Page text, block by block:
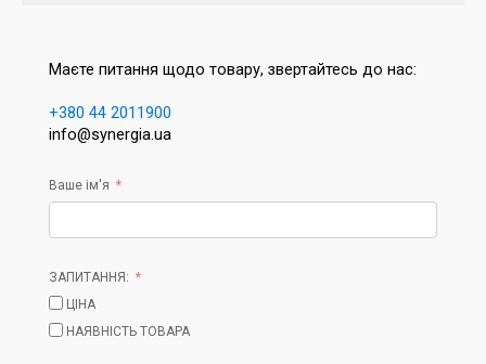
Маєте питання щодо товару, звертайтесь до нас:
+380 44 2011900
info@synergia.ua
Ваше ім'я
ЗАПИТАННЯ:
ЦІНА
НАЯВНІСТЬ ТОВАРА